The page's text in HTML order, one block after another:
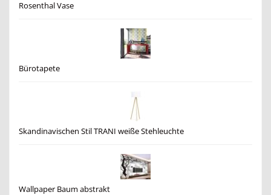
Rosenthal Vase
Bürotapete
Skandinavischen Stil TRANI weiße Stehleuchte
Wallpaper Baum abstrakt